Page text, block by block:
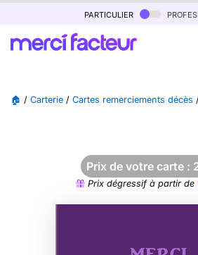
particulier
🏠 / Carterie / Cartes remerciements décès
Prix de votre carte :
Prix dégressif à partir de